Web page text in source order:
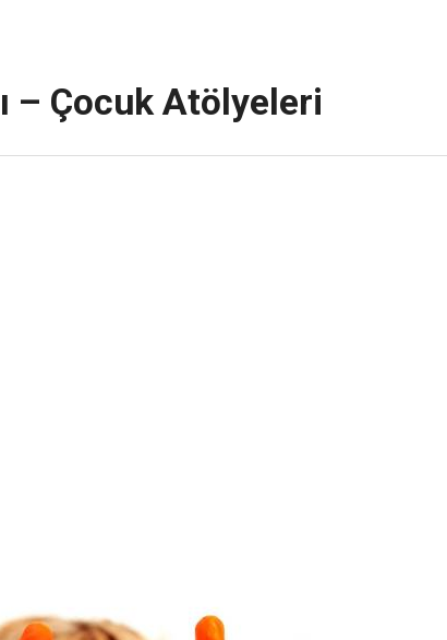
– Çocuk Atölyeleri